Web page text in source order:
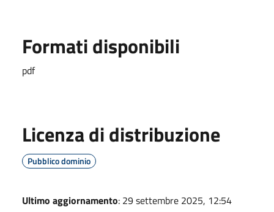
Formati disponibili
pdf
Licenza di distribuzione
Pubblico dominio
Ultimo aggiornamento: 29 settembre 2025, 12:54